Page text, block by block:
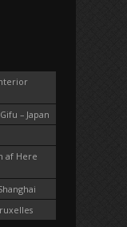
– Japan
af Here